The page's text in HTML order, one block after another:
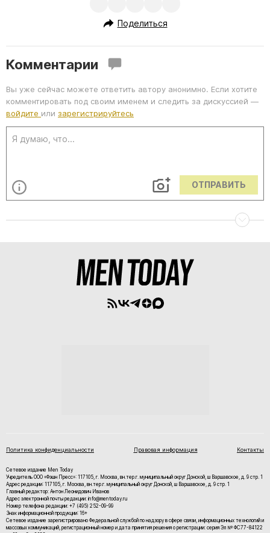
Поделиться
Комментарии
Вы уже сейчас можете ответить автору анонимно. Если хотите
комментировать под своим именем и следить за дискуссией —
войдите или зарегистрируйтесь
ОТПРАВИТЬ
Политика конфиденциальности Правовая информация Контакты
Сетевое издание Men Today
Учредитель ООО «Фэшн Пресс»: 117105, г. Москва, вн.тер.г. муниципальный округ Донской, ш Варшавское, д. 9 стр. 1
Адрес редакции: 117105, г. Москва, вн.тер.г. муниципальный округ Донской, ш Варшавское, д. 9 стр. 1
Главный редактор: Антон Леонидович Иванов
Адрес электронной почты редакции: info@mentoday.ru
Номер телефона редакции: +7 (495) 252-09-99
Знак информационной продукции: 16+
Cетевое издание зарегистрировано Федеральной службой по надзору в сфере связи, информационных технологий и
массовых коммуникаций, регистрационный номер и дата принятия решения о регистрации: серия Эл № ФС77-84122